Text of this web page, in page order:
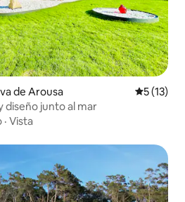
de Arousa
5 (13)
diseño junto al mar
· Vista